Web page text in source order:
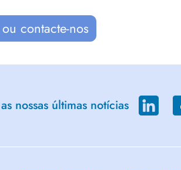
contacte-nos
nossas últimas notícias